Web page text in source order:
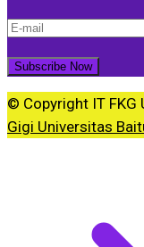
© Copyright IT FKG
Gigi Universitas